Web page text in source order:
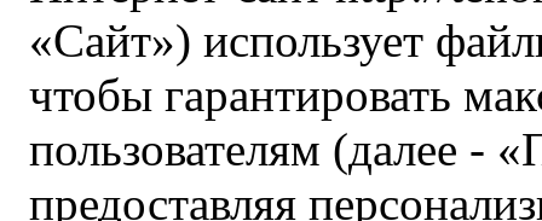
«Сайт») использует
чтобы гарантировать
пользователям (далее -
предоставляя